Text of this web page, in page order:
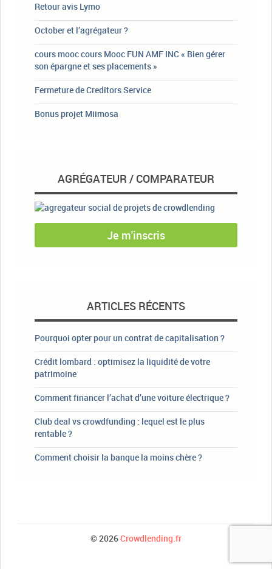
Retour avis Lymo
October et l’agrégateur ?
cours mooc cours Mooc FUN AMF INC « Bien gérer
son épargne et ses placements »
Fermeture de Creditors Service
Bonus projet Miimosa
AGRÉGATEUR / COMPARATEUR
Je m'inscris
ARTICLES RÉCENTS
Pourquoi opter pour un contrat de capitalisation ?
Crédit lombard : optimisez la liquidité de votre
patrimoine
Comment financer l’achat d’une voiture électrique ?
Club deal vs crowdfunding : lequel est le plus
rentable ?
Comment choisir la banque la moins chère ?
© 2026Crowdlending.fr